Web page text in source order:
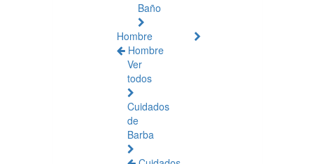
Baño
Hombre
Hombre
Ver
todos
Cuidados
de
Barba